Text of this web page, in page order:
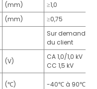
(mm)
≥1,0
(mm) ≥0,75
Sur demande
du client
(V)
CA 1,0/1,0 kV
CC 1,5 kV
(℃) -40℃ à 90℃